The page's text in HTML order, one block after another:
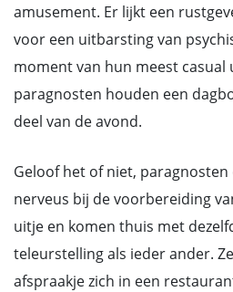
amusement. Er lijkt een
voor een uitbarsting van
moment van hun meest casual
paragnosten houden een
deel van de avond.
Geloof het of niet, paragnosten
nerveus bij de voorbereiding
uitje en komen thuis met
teleurstelling als ieder ander.
afspraakje zich in een